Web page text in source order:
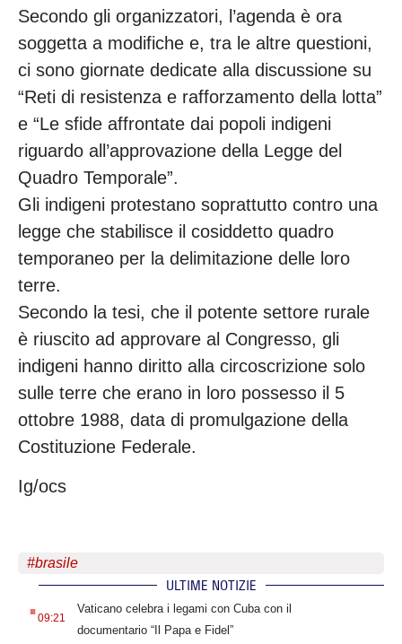
Secondo gli organizzatori, l’agenda è ora
soggetta a modifiche e, tra le altre questioni,
ci sono giornate dedicate alla discussione su
“Reti di resistenza e rafforzamento della lotta”
e “Le sfide affrontate dai popoli indigeni
riguardo all’approvazione della Legge del
Quadro Temporale”.
Gli indigeni protestano soprattutto contro una
legge che stabilisce il cosiddetto quadro
temporaneo per la delimitazione delle loro
terre.
Secondo la tesi, che il potente settore rurale
è riuscito ad approvare al Congresso, gli
indigeni hanno diritto alla circoscrizione solo
sulle terre che erano in loro possesso il 5
ottobre 1988, data di promulgazione della
Costituzione Federale.
Ig/ocs
#brasile
ULTIME NOTIZIE
.09:21
Vaticano celebra i legami con Cuba con il
documentario “Il Papa e Fidel”